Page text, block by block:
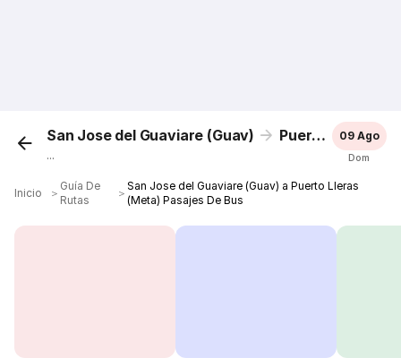
San Jose del Guaviare (Guav) Puerto Lleras (Meta)
...
09 Ago
Dom
Inicio ＞
Guía De
Rutas
＞
San Jose del Guaviare (Guav) a Puerto Lleras
(Meta) Pasajes De Bus